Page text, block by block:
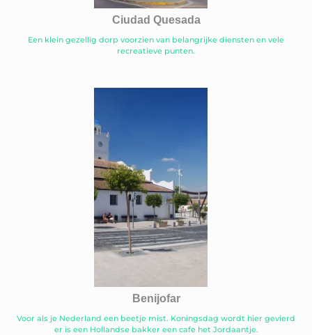
Ciudad Quesada
Een klein gezellig dorp voorzien van belangrijke diensten en vele
recreatieve punten.
Benijofar
Voor als je Nederland een beetje mist. Koningsdag wordt hier gevierd
er is een Hollandse bakker een cafe het Jordaantje.